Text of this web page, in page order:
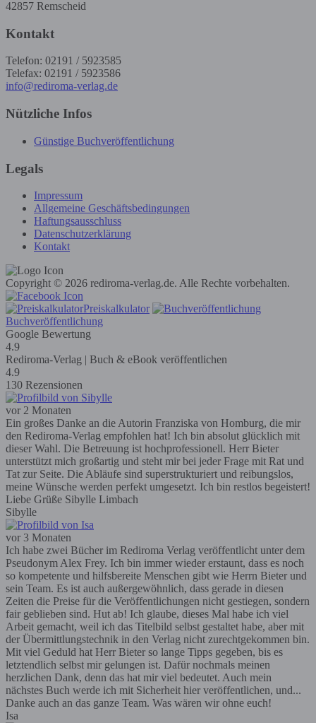
42857 Remscheid
Kontakt
Telefon: 02191 / 5923585
Telefax: 02191 / 5923586
info@rediroma-verlag.de
Nützliche Infos
Günstige Buchveröffentlichung
Legals
Impressum
Allgemeine Geschäftsbedingungen
Haftungsausschluss
Datenschutzerklärung
Kontakt
Copyright © 2026 rediroma-verlag.de. Alle Rechte vorbehalten.
Preiskalkulator
Buchveröffentlichung
Google Bewertung
4.9
Rediroma-Verlag | Buch & eBook veröffentlichen
4.9
130 Rezensionen
vor 2 Monaten
Ein großes Danke an die Autorin Franziska von Homburg, die mir
den Rediroma-Verlag empfohlen hat! Ich bin absolut glücklich mit
dieser Wahl. Die Betreuung ist hochprofessionell. Herr Bieter
unterstützt mich großartig und steht mir bei jeder Frage mit Rat und
Tat zur Seite. Die Abläufe sind superstrukturiert und reibungslos,
meine Wünsche werden perfekt umgesetzt. Ich bin restlos begeistert!
Liebe Grüße Sibylle Limbach
Sibylle
vor 3 Monaten
Ich habe zwei Bücher im Rediroma Verlag veröffentlicht unter dem
Pseudonym Alex Frey. Ich bin immer wieder erstaunt, dass es noch
so kompetente und hilfsbereite Menschen gibt wie Herrn Bieter und
sein Team. Es ist auch außergewöhnlich, dass gerade in diesen
Zeiten die Preise für die Veröffentlichungen nicht gestiegen, sondern
fair geblieben sind. Hut ab! Ich glaube, dieses Mal habe ich viel
Arbeit gemacht, weil ich das Titelbild selbst gestaltet habe, aber mit
der Übermittlungstechnik in den Verlag nicht zurechtgekommen bin.
Mit viel Geduld hat Herr Bieter so lange Tipps gegeben, bis es
letztendlich selbst mir gelungen ist. Dafür nochmals meinen
herzlichen Dank, denn das hat mir viel bedeutet. Auch mein
nächstes Buch werde ich mit Sicherheit hier veröffentlichen, und...
Danke auch an das ganze Team. Was wären wir ohne euch!
Isa